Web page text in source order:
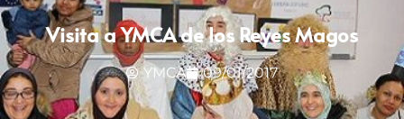
Visita a YMCA de los Reyes Magos
YMCA 09/01/2017